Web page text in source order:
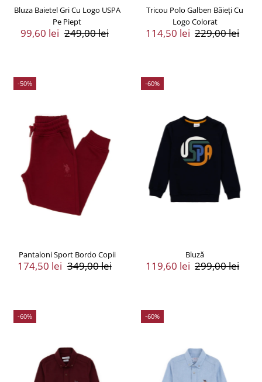
Bluza Baietel Gri Cu Logo USPA
Pe Piept
Preț
99,60 lei Preț
249,00 lei
Tricou Polo Galben Băieți Cu
Logo Colorat
Preț
114,50 lei Preț
229,00 lei
-50%
Pantaloni Sport Bordo Copii
Preț
174,50 lei Preț
349,00 lei
-60%
Bluză
Preț
119,60 lei Preț
299,00 lei
-60% -60%